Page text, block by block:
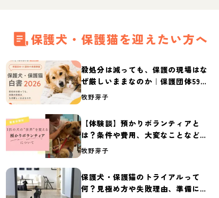
保護犬・保護猫を迎えたい方へ
殺処分は減っても、保護の現場はな
ぜ厳しいままなのか｜保護団体59団
体の実態調査【保護犬・保護猫白書
牧野芽子
【体験談】預かりボランティアと
は？条件や費用、大変なことなど紹
介
牧野芽子
保護犬・保護猫のトライアルって
何？見極め方や失敗理由、準備に必